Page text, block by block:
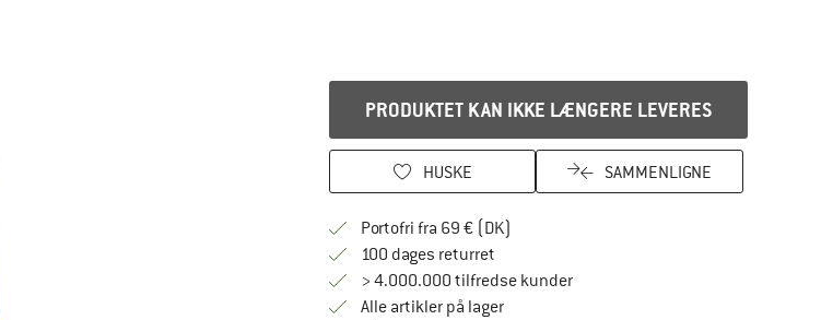
PRODUKTET KAN IKKE LÆNGERE LEVERES
HUSKE SAMMENLIGNE
Portofri fra 69 € (DK)
100 dages returretGå til returretten her Åbnes i en infoboks
> 4.000.000 tilfredse kunder
Alle artikler på lager